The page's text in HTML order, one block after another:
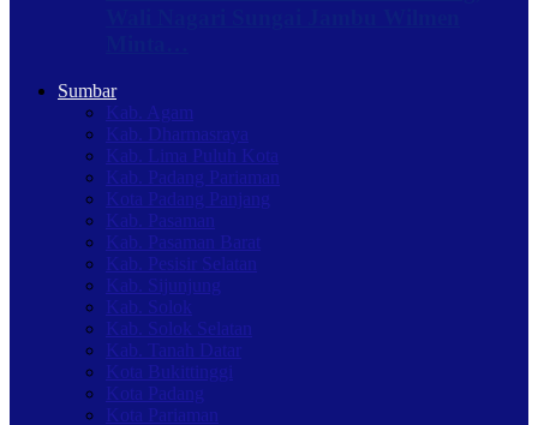
Sumbar
Kab. Agam
Kab. Dharmasraya
Kab. Lima Puluh Kota
Kab. Padang Pariaman
Kota Padang Panjang
Kab. Pasaman
Kab. Pasaman Barat
Kab. Pesisir Selatan
Kab. Sijunjung
Kab. Solok
Kab. Solok Selatan
Kab. Tanah Datar
Kota Bukittinggi
Kota Padang
Kota Pariaman